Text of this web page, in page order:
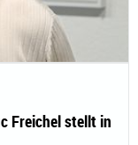
Freichel stellt in